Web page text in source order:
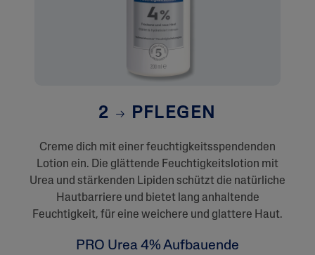
2 PFLEGEN
Creme dich mit einer feuchtigkeitsspendenden
Lotion ein. Die glättende Feuchtigkeitslotion mit
Urea und stärkenden Lipiden schützt die natürliche
Hautbarriere und bietet lang anhaltende
Feuchtigkeit, für eine weichere und glattere Haut.
PRO Urea 4% Aufbauende